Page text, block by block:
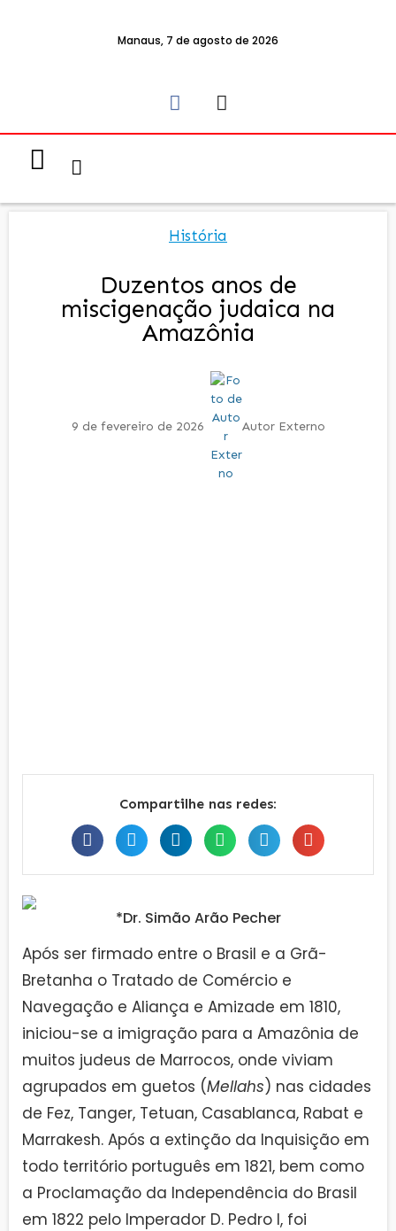
Manaus, 7 de agosto de 2026
História
Duzentos anos de
miscigenação judaica na
Amazônia
9 de fevereiro de 2026 Autor Externo
Compartilhe nas redes:
*Dr. Simão Arão Pecher
Após ser firmado entre o Brasil e a Grã-
Bretanha o Tratado de Comércio e
Navegação e Aliança e Amizade em 1810,
iniciou-se a imigração para a Amazônia de
muitos judeus de Marrocos, onde viviam
agrupados em guetos (Mellahs) nas cidades
de Fez, Tanger, Tetuan, Casablanca, Rabat e
Marrakesh. Após a extinção da Inquisição em
todo território português em 1821, bem como
a Proclamação da Independência do Brasil
em 1822 pelo Imperador D. Pedro I, foi